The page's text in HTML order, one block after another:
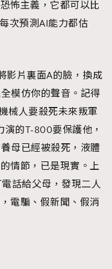
怖主義，它都可以比
次預測AI能力都估
影片裏面A的臉，換成
模仿你的聲音。記得
械人要殺死未來叛軍
的T-800要保護他，
母已經被殺死，液體
情節，已是現實。上
話給父母，發現二人
電騙、假新聞、假消